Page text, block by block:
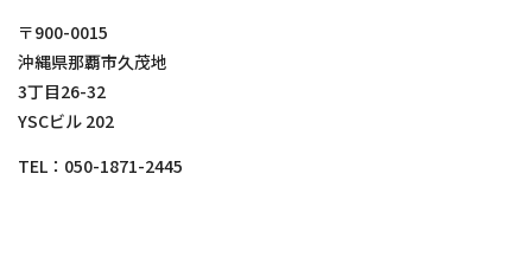
〒900-0015
沖縄県那覇市久茂地
3丁目26-32
YSCビル 202
TEL： 050-1871-2445